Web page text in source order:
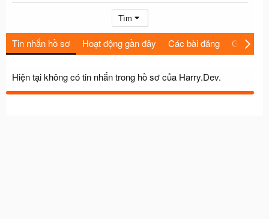
Tìm
Tin nhắn hồ sơ Hoạt động gần đây Các bài đăng Giới thiệu
Hiện tại không có tin nhắn trong hồ sơ của Harry.Dev.